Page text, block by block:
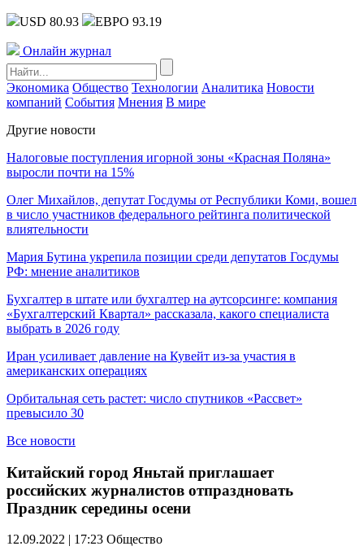
USD 80.93 ЕВРО 93.19
Онлайн журнал
Экономика Общество Технологии Аналитика Новости
компаний События Мнения В мире
Другие новости
Налоговые поступления игорной зоны «Красная Поляна»
выросли почти на 15%
Олег Михайлов, депутат Госдумы от Республики Коми, вошел
в число участников федерального рейтинга политической
влиятельности
Мария Бутина укрепила позиции среди депутатов Госдумы
РФ: мнение аналитиков
Бухгалтер в штате или бухгалтер на аутсорсинге: компания
«Бухгалтерский Квартал» рассказала, какого специалиста
выбрать в 2026 году
Иран усиливает давление на Кувейт из-за участия в
американских операциях
Орбитальная сеть растет: число спутников «Рассвет»
превысило 30
Все новости
Китайский город Яньтай приглашает
российских журналистов отпраздновать
Праздник середины осени
12.09.2022 | 17:23 Общество